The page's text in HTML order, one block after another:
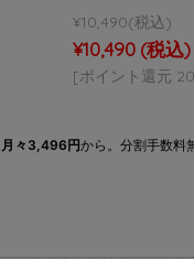
¥10,490(税込)
¥10,490 (税込)
[ポイント還元
月々3,496円から。分割手数料